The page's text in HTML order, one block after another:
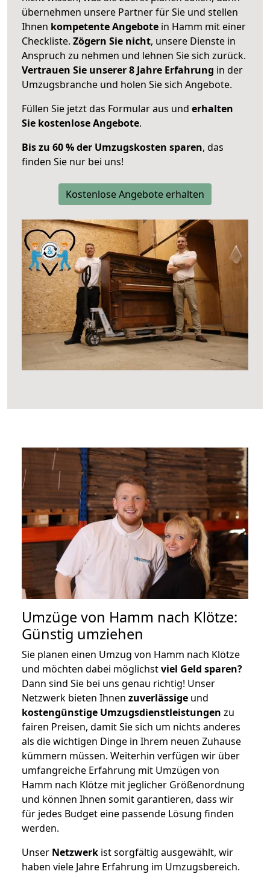
übernehmen unsere Partner für Sie und stellen
Ihnen kompetente Angebote in Hamm mit einer
Checkliste. Zögern Sie nicht, unsere Dienste in
Anspruch zu nehmen und lehnen Sie sich zurück.
Vertrauen Sie unserer 8 Jahre Erfahrung in der
Umzugsbranche und holen Sie sich Angebote.
Füllen Sie jetzt das Formular aus und erhalten
Sie kostenlose Angebote.
Bis zu 60 % der Umzugskosten sparen, das
finden Sie nur bei uns!
Kostenlose Angebote erhalten
Umzüge von Hamm nach Klötze:
Günstig umziehen
Sie planen einen Umzug von Hamm nach Klötze
und möchten dabei möglichstviel Geld sparen?
Dann sind Sie bei uns genau richtig! Unser
Netzwerk bieten Ihnen zuverlässige und
kostengünstige Umzugsdienstleistungen zu
fairen Preisen, damit Sie sich um nichts anderes
als die wichtigen Dinge in Ihrem neuen Zuhause
kümmern müssen. Weiterhin verfügen wir über
umfangreiche Erfahrung mit Umzügen von
Hamm nach Klötze mit jeglicher Größenordnung
und können Ihnen somit garantieren, dass wir
für jedes Budget eine passende Lösung finden
werden.
Unser Netzwerk ist sorgfältig ausgewählt, wir
haben viele Jahre Erfahrung im Umzugsbereich.